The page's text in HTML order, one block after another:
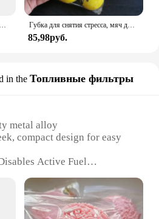
Губка для снятия стресса, мяч для снятия стресса, мяч-игрушка, сжимаемая ручка, запястье, упражнения для детей, взрослых, детей, креативные подарки
85,98руб.
in the Топливные фильтры
metal alloy
compact design for easy
Active Fuel
Enhanced engine
fuel economy